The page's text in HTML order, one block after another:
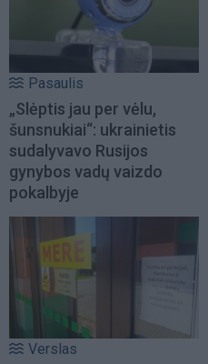
Pasaulis
„Slėptis jau per vėlu,
šunsnukiai“: ukrainietis
sudalyvavo Rusijos
gynybos vadų vaizdo
pokalbyje
Verslas